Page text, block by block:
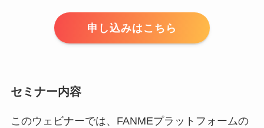
申し込みはこちら
セミナー内容
このウェビナーでは、FANMEプラットフォームの